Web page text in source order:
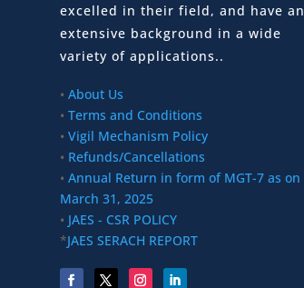
excelled in their field, and have an
extensive background in a wide
variety of applications..
• About Us
• Terms and Conditions
• Vigil Mechanism Policy
• Refunds/Cancellations
• Annual Return in form of MGT-7 as on
March 31, 2025
• JAES - CSR POLICY
*JAES SERACH REPORT